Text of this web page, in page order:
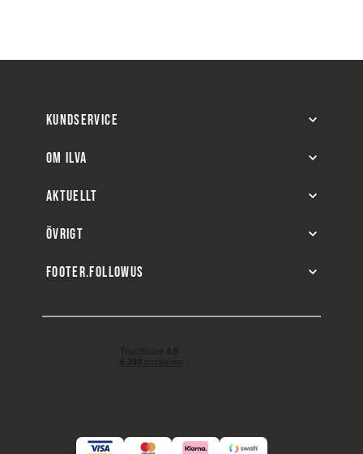
KUNDSERVICE
OM ILVA
AKTUELLT
ÖVRIGT
FOOTER.FOLLOWUS